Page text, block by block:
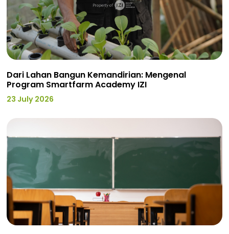
Dari Lahan Bangun Kemandirian: Mengenal
Program Smartfarm Academy IZI
23 July 2026